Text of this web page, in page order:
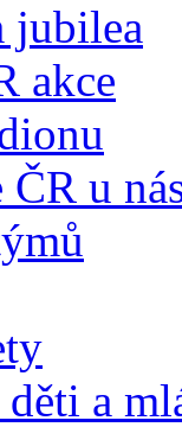
jubilea
akce
ČR u
a